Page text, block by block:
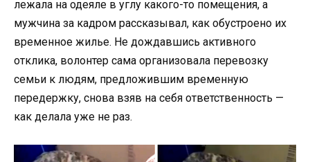
лежала на одеяле в углу какого-то помещения, а
мужчина за кадром рассказывал, как обустроено их
временное жилье. Не дождавшись активного
отклика, волонтер сама организовала перевозку
семьи к людям, предложившим временную
передержку, снова взяв на себя ответственность —
как делала уже не раз.